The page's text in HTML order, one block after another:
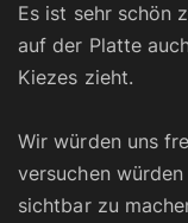
Es ist sehr schön
auf der Platte
Kiezes zieht.
Wir würden uns
versuchen
sichtbar zu